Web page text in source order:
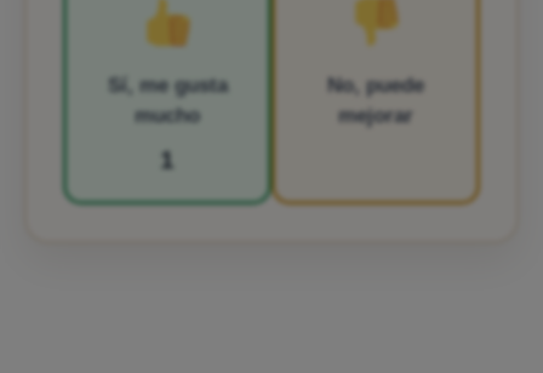
Sí, me gusta
mucho
1
No, puede
mejorar